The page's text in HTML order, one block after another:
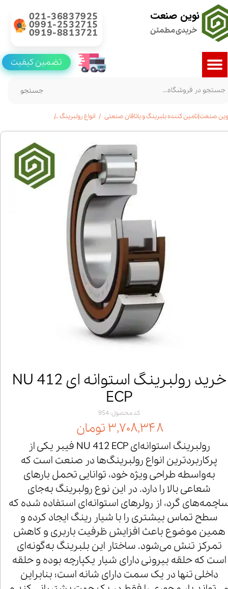
نوین صنعت
خریدی مطمئن
021-36837925
0991-2532715
0919-8813721
جستجو
تضمین کیفیت
صنعت|تامین کننده بلبرینگ و یاتاقان صنعتی انواع رولبرینگ
خرید رولبرینگ استوانه ای NU 412
ECP
کد محصول: 954
۳,۷۰۸,۳۴۸ تومان
رولبرینگ استوانه‌ای NU 412 ECP فیبر یکی از
پرکاربردترین انواع رولبرینگ‌ها در صنعت است که
به‌واسطه طراحی ویژه خود، توانایی تحمل بارهای
شعاعی بالا را دارد. در این نوع رولبرینگ به‌جای
گرد، از رولرهای استوانه‌ای استفاده شده که
سطح تماس بیشتری را با شیار رینگ ایجاد کرده و
همین موضوع باعث افزایش ظرفیت باربری و کاهش
تمرکز تنش می‌شود. ساختار این بلبرینگ به‌گونه‌ای
است که حلقه بیرونی دارای شیار یکپارچه بوده و حلقه
داخلی تنها در یک سمت دارای شانه است؛ بنابراین